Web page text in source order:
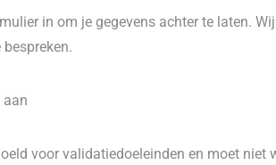
in om je gegevens achter te laten.
aan
voor validatiedoeleinden en moet niet